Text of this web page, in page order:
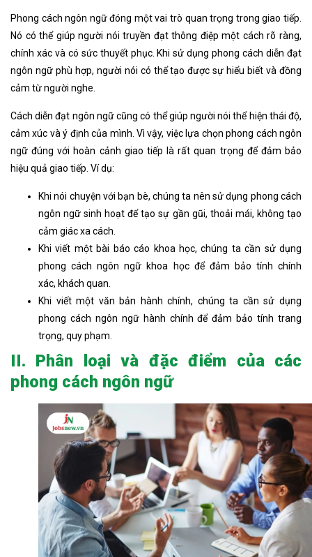
Phong cách ngôn ngữ đóng một vai trò quan trọng trong giao tiếp.
Nó có thể giúp người nói truyền đạt thông điệp một cách rõ ràng,
chính xác và có sức thuyết phục. Khi sử dụng phong cách diễn đạt
ngôn ngữphù hợp, người nói có thể tạo được sự hiểu biết và đồng
cảm từ người nghe.
Cách diễn đạt ngôn ngữcũng có thể giúp người nói thể hiện thái độ,
cảm xúc và ý định của mình. Vì vậy, việc lựa chọn phong cách ngôn
ngữ đúng với hoàn cảnh giao tiếp là rất quan trọng để đảm bảo
hiệu quả giao tiếp. Ví dụ:
Khi nói chuyện với bạn bè, chúng ta nên sử dụng phong cách
ngôn ngữ sinh hoạt để tạo sự gần gũi, thoải mái, không tạo
cảm giác xa cách.
Khi viết một bài báo cáo khoa học, chúng ta cần sử dụng
phong cách ngôn ngữ khoa học để đảm bảo tính chính
xác, khách quan.
Khi viết một văn bản hành chính, chúng ta cần sử dụng
phong cách ngôn ngữ hành chính để đảm bảo tính trang
trọng, quy phạm.
II. Phân loại và đặc điểm của các
phong cách ngôn ngữ